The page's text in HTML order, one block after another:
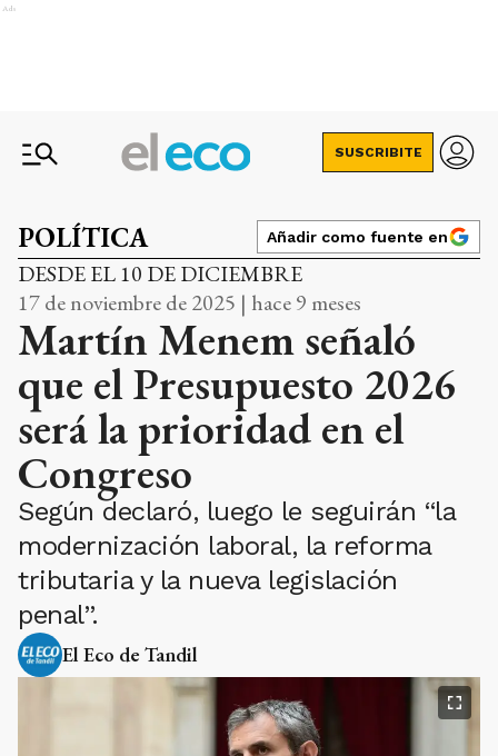
Ads
SUSCRIBITE
POLÍTICA Añadir como fuente en
DESDE EL 10 DE DICIEMBRE
17 de noviembre de 2025 | hace 9 meses
Martín Menem señaló
que el Presupuesto 2026
será la prioridad en el
Congreso
Según declaró, luego le seguirán “la
modernización laboral, la reforma
tributaria y la nueva legislación
penal”.
El Eco de Tandil